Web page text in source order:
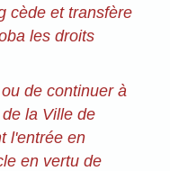
cède et transfère
les droits
de continuer à
la Ville de
l'entrée en
en vertu de